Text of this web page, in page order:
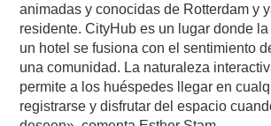
animadas y conocidas de Rotterdam y
residente. CityHub es un lugar donde
un hotel se fusiona con el sentimiento
una comunidad. La naturaleza
permite a los huéspedes llegar en
registrarse y disfrutar del espacio